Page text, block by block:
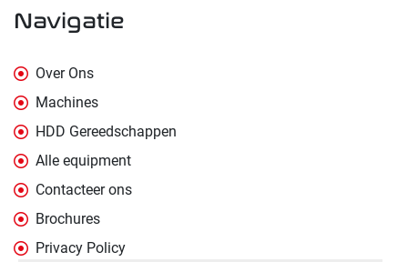
navigatie
Over Ons
Machines
HDD Gereedschappen
Alle equipment
Contacteer ons
Brochures
Privacy Policy